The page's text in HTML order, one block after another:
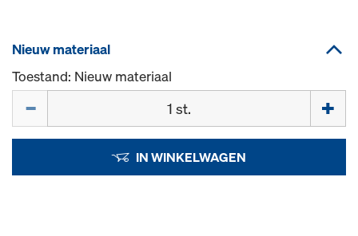
Nieuw materiaal
Toestand: Nieuw materiaal
IN WINKELWAGEN